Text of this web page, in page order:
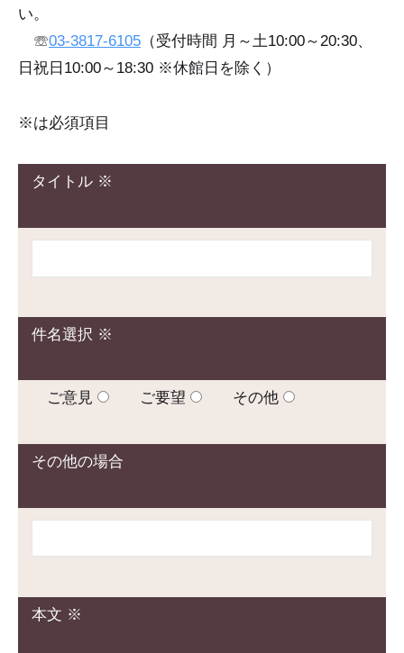
い。
☏03-3817-6105 （受付時間 月～土10:00～20:30、
日祝日10:00～18:30 ※休館日を除く）
※は必須項目
タイトル ※
件名選択 ※
ご意見 ご要望 その他
その他の場合
本文 ※